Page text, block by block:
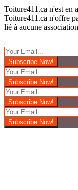
Toiture411.ca n'est en
Toiture411.ca n'offre
lié à aucune